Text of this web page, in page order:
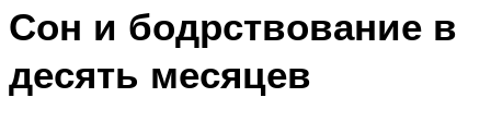
Сон и бодрствование в
десять месяцев